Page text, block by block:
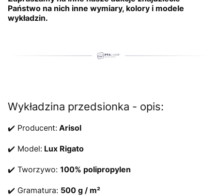
Państwo na nich inne wymiary, kolory i modele
wykładzin.
Wykładzina przedsionka - opis:
✔️ Producent: Arisol
✔️ Model: Lux Rigato
✔️ Tworzywo: 100% polipropylen
✔️ Gramatura: 500 g / m²